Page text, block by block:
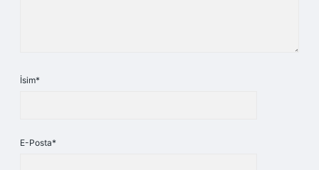
İsim*
E-Posta*